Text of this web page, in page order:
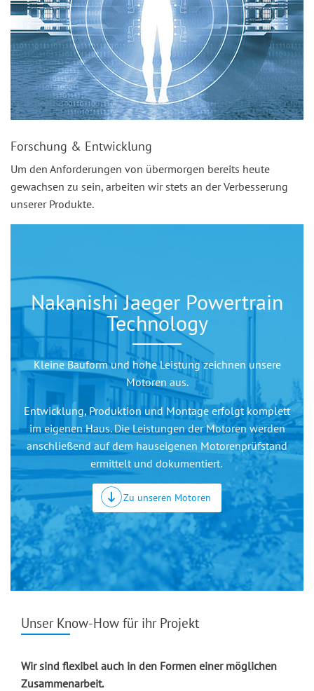
Forschung & Entwicklung
Um den Anforderungen von übermorgen bereits heute
gewachsen zu sein, arbeiten wir stets an der Verbesserung
unserer Produkte.
Nakanishi Jaeger Powertrain
Technology
Kleine Bauform und hohe Leistung zeichnen unsere
Motoren aus.
Entwicklung, Produktion und Montage erfolgt komplett
im eigenen Haus. Die Leistungen der Motoren werden
anschließend auf dem hauseigenen Motorenprüfstand
ermittelt und dokumentiert.
Zu unseren Motoren
Unser Know-How für ihr Projekt
Wir sind flexibel auch in den Formen einer möglichen
Zusammenarbeit.